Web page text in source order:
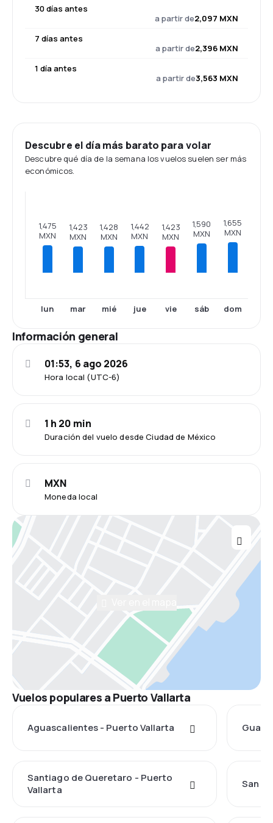
30 días antes
a partir de2,097 MXN
7 días antes
a partir de2,396 MXN
1 día antes
a partir de3,563 MXN
Descubre el día más barato para volar
Descubre qué día de la semana los vuelos suelen ser más
económicos.
1,475
MXN
lun
1,423
MXN
mar
1,428
MXN
mié
1,442
MXN
jue
1,423
MXN
vie
1,590
MXN
sáb
1,655
MXN
dom
Información general
Hora local (UTC-6)
01:53, 6 ago 2026
Duración del vuelo desde Ciudad de México
1 h 20 min
Moneda local
MXN
Vuelos populares a Puerto Vallarta
Aguascalientes - Puerto Vallarta
Santiago de Queretaro - Puerto
Vallarta
San